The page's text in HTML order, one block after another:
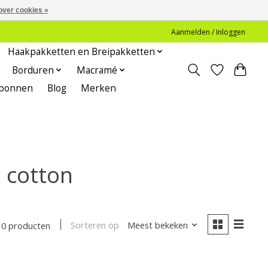
Aanmelden / Inloggen
Haakpakketten en Breipakketten
Borduren
Macramé
Blog Merken
cotton
0 producten Sorteren op Meest bekeken
cookies »